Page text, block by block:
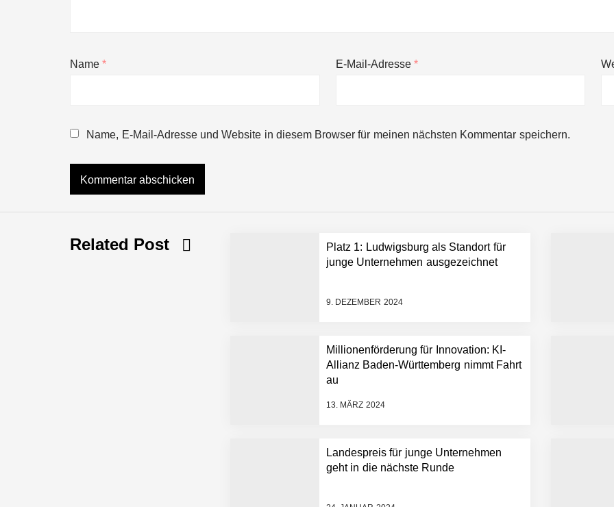
Name* E-Mail-Adresse *
Name, E-Mail-Adresse und Website in diesem Browser für meinen nächsten Kommentar speichern.
Related Post
Platz 1: Ludwigsburg als Standort für
junge Unternehmen ausgezeichnet
9. DEZEMBER 2024
Millionenförderung für Innovation: KI-
Allianz Baden-Württemberg nimmt Fahrt
au
13. MÄRZ 2024
Landespreis für junge Unternehmen
geht in die nächste Runde
Simulationsdienstleistung in Minuten statt Wochen: FiniteNow ermöglicht sofortige Angebotskalkulation für